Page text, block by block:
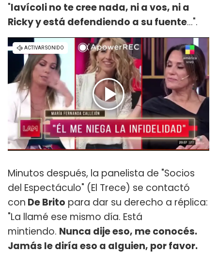
"Iavícoli no te cree nada, ni a vos, ni a
Ricky y está defendiendo a su fuente...".
Minutos después, la panelista de "Socios
del Espectáculo" (El Trece) se contactó
con De Brito para dar su derecho a réplica:
"La llamé ese mismo día. Está
mintiendo. Nunca dije eso, me conocés.
Jamás le diría eso a alguien, por favor.